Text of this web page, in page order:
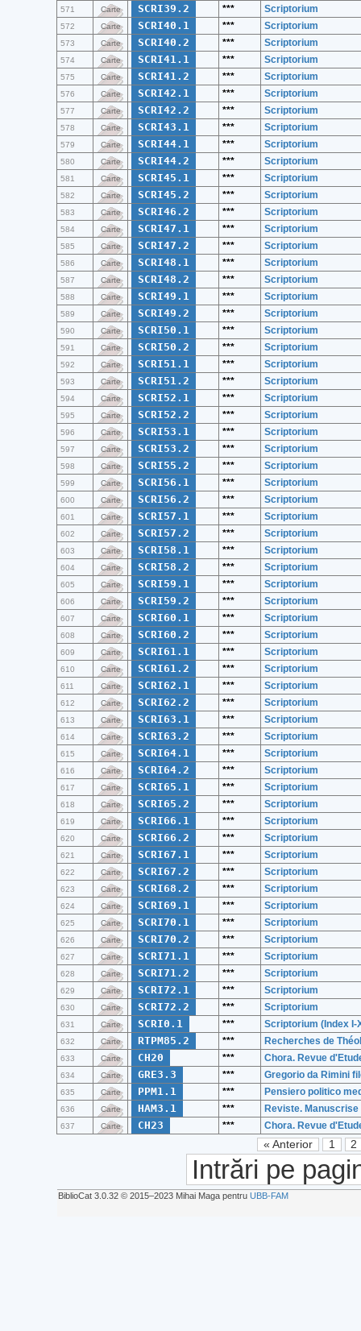
571 Carte SCRI39.2 *** Scriptorium
572 Carte SCRI40.1 *** Scriptorium
573 Carte SCRI40.2 *** Scriptorium
574 Carte SCRI41.1 *** Scriptorium
575 Carte SCRI41.2 *** Scriptorium
576 Carte SCRI42.1 *** Scriptorium
577 Carte SCRI42.2 *** Scriptorium
578 Carte SCRI43.1 *** Scriptorium
579 Carte SCRI44.1 *** Scriptorium
580 Carte SCRI44.2 *** Scriptorium
581 Carte SCRI45.1 *** Scriptorium
582 Carte SCRI45.2 *** Scriptorium
583 Carte SCRI46.2 *** Scriptorium
584 Carte SCRI47.1 *** Scriptorium
585 Carte SCRI47.2 *** Scriptorium
586 Carte SCRI48.1 *** Scriptorium
587 Carte SCRI48.2 *** Scriptorium
588 Carte SCRI49.1 *** Scriptorium
589 Carte SCRI49.2 *** Scriptorium
590 Carte SCRI50.1 *** Scriptorium
591 Carte SCRI50.2 *** Scriptorium
592 Carte SCRI51.1 *** Scriptorium
593 Carte SCRI51.2 *** Scriptorium
594 Carte SCRI52.1 *** Scriptorium
595 Carte SCRI52.2 *** Scriptorium
596 Carte SCRI53.1 *** Scriptorium
597 Carte SCRI53.2 *** Scriptorium
598 Carte SCRI55.2 *** Scriptorium
599 Carte SCRI56.1 *** Scriptorium
600 Carte SCRI56.2 *** Scriptorium
601 Carte SCRI57.1 *** Scriptorium
602 Carte SCRI57.2 *** Scriptorium
603 Carte SCRI58.1 *** Scriptorium
604 Carte SCRI58.2 *** Scriptorium
605 Carte SCRI59.1 *** Scriptorium
606 Carte SCRI59.2 *** Scriptorium
607 Carte SCRI60.1 *** Scriptorium
608 Carte SCRI60.2 *** Scriptorium
609 Carte SCRI61.1 *** Scriptorium
610 Carte SCRI61.2 *** Scriptorium
611 Carte SCRI62.1 *** Scriptorium
612 Carte SCRI62.2 *** Scriptorium
613 Carte SCRI63.1 *** Scriptorium
614 Carte SCRI63.2 *** Scriptorium
615 Carte SCRI64.1 *** Scriptorium
616 Carte SCRI64.2 *** Scriptorium
617 Carte SCRI65.1 *** Scriptorium
618 Carte SCRI65.2 *** Scriptorium
619 Carte SCRI66.1 *** Scriptorium
620 Carte SCRI66.2 *** Scriptorium
621 Carte SCRI67.1 *** Scriptorium
622 Carte SCRI67.2 *** Scriptorium
623 Carte SCRI68.2 *** Scriptorium
624 Carte SCRI69.1 *** Scriptorium
625 Carte SCRI70.1 *** Scriptorium
626 Carte SCRI70.2 *** Scriptorium
627 Carte SCRI71.1 *** Scriptorium
628 Carte SCRI71.2 *** Scriptorium
629 Carte SCRI72.1 *** Scriptorium
630 Carte SCRI72.2 *** Scriptorium
631 Carte SCRI0.1 *** Scriptorium (Index I-
632 Carte RTPM85.2 *** Recherches de
633 Carte CH20 *** Chora. Revue
634 Carte GRE3.3 *** Gregorio da Rimini
635 Carte PPM1.1 *** Pensiero politico
636 Carte HAM3.1 *** Reviste.
637 Carte CH23 *** Chora. Revue
« Anterior 1 2
Intrări pe
BiblioCat 3.0.32 © 2015‒2023 Mihai Maga pentru UBB-FAM